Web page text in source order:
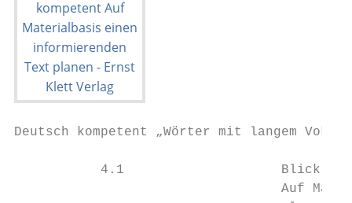
Deutsch kompetent „Wörter mit langem
4.1                    Blick
Auf